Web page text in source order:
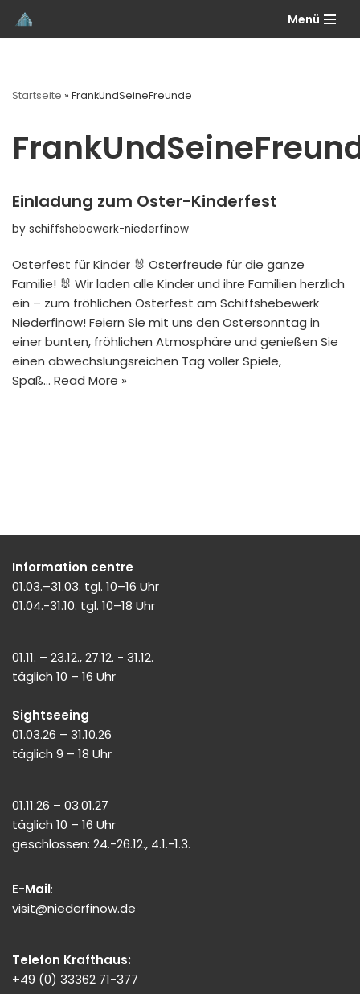
Skip
Menü
Startseite » FrankUndSeineFreunde
Einladung zum Oster-Kinderfest
by schiffshebewerk-niederfinow
Osterfest für Kinder 🐰 Osterfreude für die ganze
Familie! 🐰 Wir laden alle Kinder und ihre Familien herzlich
ein – zum fröhlichen Osterfest am Schiffshebewerk
Niederfinow! Feiern Sie mit uns den Ostersonntag in
einer bunten, fröhlichen Atmosphäre und genießen Sie
einen abwechslungsreichen Tag voller Spiele,
Spaß… Read More »
Information centre
01.03.–31.03. tgl. 10–16 Uhr
01.04.-31.10. tgl. 10–18 Uhr
01.11. – 23.12., 27.12. - 31.12.
täglich 10 – 16 Uhr
Sightseeing
01.03.26 – 31.10.26
täglich 9 – 18 Uhr
01.11.26 – 03.01.27
täglich 10 – 16 Uhr
geschlossen: 24.-26.12., 4.1.-1.3.
E-Mail:
visit@niederfinow.de
Telefon Krafthaus:
+49 (0) 33362 71-377